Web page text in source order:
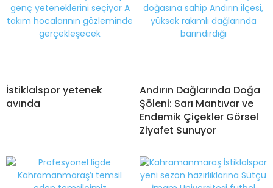
İstiklalspor yetenek
avında
Andırın Dağlarında Doğa
Şöleni: Sarı Mantıvar ve
Endemik Çiçekler Görsel
Ziyafet Sunuyor